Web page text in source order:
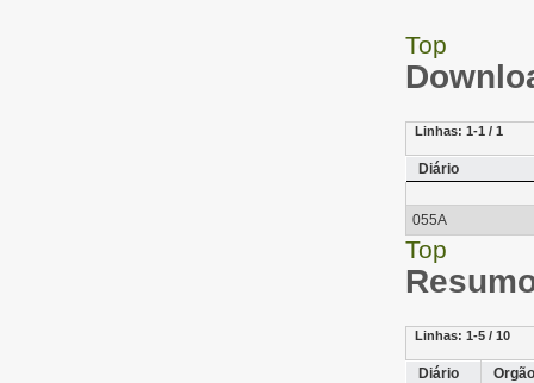
Top
Linhas: 1-1 / 1
Diário
055A
Top
Linhas: 1-5 / 10
Diário Orgão